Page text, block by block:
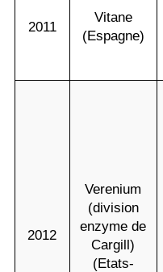
2011
Vitane
(Espagne)
2012
Verenium
(division
enzyme de
Cargill)
(Etats-